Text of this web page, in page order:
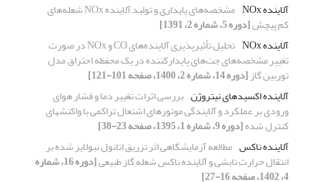
آلاینده NOx
مشخصه‌های پایداری و تولید آلاینده NOx شعله‌های
کم­ پیچش[دوره 5، شماره 2، 1391]
آلاینده NOx
تحلیل تأثیرپذیری آلاینده‌های CO و NOx در صورت
تغییر مشخصه‌های جت‌های پایدارکننده در یک محفظه احتراق مدل
توربین گاز[دوره 14، شماره 2، 1400، صفحه 101-121]
آلاینده­ اکسیدهای نیتروژن بررسی اثرات تغییر دما و فشار هوای
ورودی بر عملکرد و آلایندگی موتورهای اشتعال تراکمی با واکنش­های
کنترل­ شده[دوره 9، شماره 1، 1395، صفحه 23-38]
آلاینده ناکس مطالعه آزمایشگاهی اثر تزریق اتانول نبولایز شده بر
انتقال حرارت تابشی و آلاینده ناکس شعله گاز طبیعی [دوره 16، شماره
4، 1402، صفحه 16-27]